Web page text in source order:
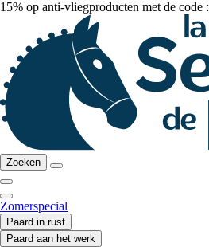
15% op anti-vliegproducten met de code :
Zoeken
Zomerspecial
Paard in rust
Paard aan het werk